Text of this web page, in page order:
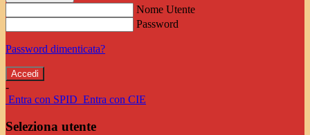
Nome Utente
Password
Password dimenticata?
-
Entra con SPID Entra con CIE
Seleziona utente